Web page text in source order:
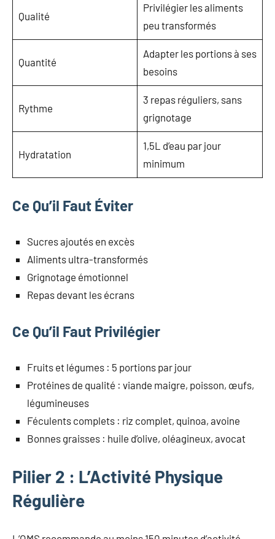
Qualité
Privilégier les aliments
peu transformés
Quantité
Adapter les portions à ses
besoins
Rythme
3 repas réguliers, sans
grignotage
Hydratation
1,5L d’eau par jour
minimum
Ce Qu’il Faut Éviter
Sucres ajoutés en excès
Aliments ultra-transformés
Grignotage émotionnel
Repas devant les écrans
Ce Qu’il Faut Privilégier
Fruits et légumes : 5 portions par jour
Protéines de qualité : viande maigre, poisson, œufs,
légumineuses
Féculents complets : riz complet, quinoa, avoine
Bonnes graisses : huile d’olive, oléagineux, avocat
Pilier 2 : L’Activité Physique
Régulière